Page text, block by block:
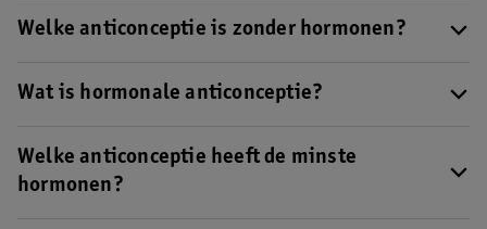
Welke anticonceptie is zonder hormonen?
kun je bijvoorbeeld kiezen voor condooms of een
anticonceptie.
Wat is hormonale anticonceptie?
zoals progesteron en oestrogeen. Die hormonen hebben
voordelen, zoals minder bloedverlies en pijn tijdens je
Welke anticonceptie heeft de minste
hormonen?